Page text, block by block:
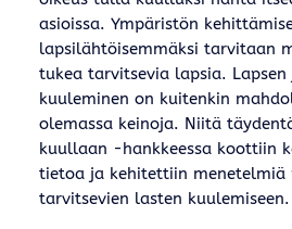
asioissa. Ympäristön
lapsilähtöisemmäksi tarvitaan
tukea tarvitsevia lapsia. Lapsen
kuuleminen on kuitenkin
olemassa keinoja. Niitä
kuullaan -hankkeessa koottiin
tietoa ja kehitettiin menetelmiä
tarvitsevien lasten kuulemiseen.